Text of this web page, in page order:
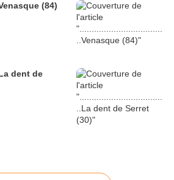
(84)
dent de